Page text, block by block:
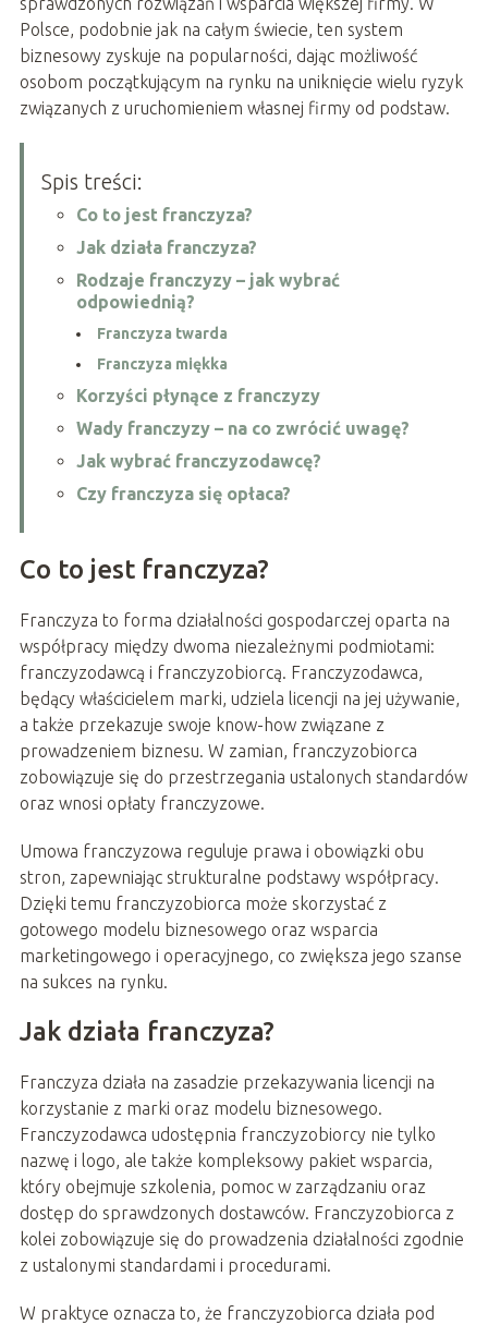
Polsce, podobnie jak na całym świecie, ten system
biznesowy zyskuje na popularności, dając możliwość
osobom początkującym na rynku na uniknięcie wielu ryzyk
związanych z uruchomieniem własnej firmy od podstaw.
Spis treści:
Co to jest franczyza?
Jak działa franczyza?
Rodzaje franczyzy – jak wybrać
odpowiednią?
Franczyza twarda
Franczyza miękka
Korzyści płynące z franczyzy
Wady franczyzy – na co zwrócić uwagę?
Jak wybrać franczyzodawcę?
Czy franczyza się opłaca?
Co to jest franczyza?
Franczyza to forma działalności gospodarczej oparta na
współpracy między dwoma niezależnymi podmiotami:
franczyzodawcą i franczyzobiorcą. Franczyzodawca,
będący właścicielem marki, udziela licencji na jej używanie,
a także przekazuje swoje know-how związane z
prowadzeniem biznesu. W zamian, franczyzobiorca
zobowiązuje się do przestrzegania ustalonych standardów
oraz wnosi opłaty franczyzowe.
Umowa franczyzowa reguluje prawa i obowiązki obu
stron, zapewniając strukturalne podstawy współpracy.
Dzięki temu franczyzobiorca może skorzystać z
gotowego modelu biznesowego oraz wsparcia
marketingowego i operacyjnego, co zwiększa jego szanse
na sukces na rynku.
Jak działa franczyza?
Franczyza działa na zasadzie przekazywania licencji na
korzystanie z marki oraz modelu biznesowego.
Franczyzodawca udostępnia franczyzobiorcy nie tylko
nazwę i logo, ale także kompleksowy pakiet wsparcia,
który obejmuje szkolenia, pomoc w zarządzaniu oraz
dostęp do sprawdzonych dostawców. Franczyzobiorca z
kolei zobowiązuje się do prowadzenia działalności zgodnie
z ustalonymi standardami i procedurami.
W praktyce oznacza to, że franczyzobiorca działa pod